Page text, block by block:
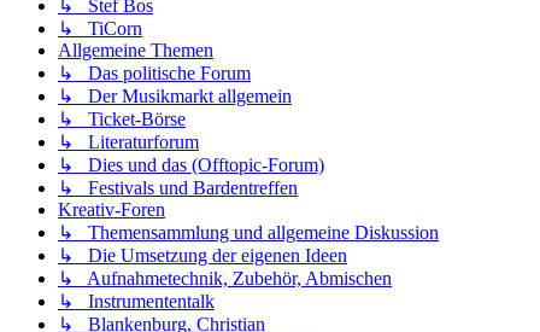
↳ Stef Bos
↳ TiCorn
Allgemeine Themen
↳ Das politische Forum
↳ Der Musikmarkt allgemein
↳ Ticket-Börse
↳ Literaturforum
↳ Dies und das (Offtopic-Forum)
↳ Festivals und Bardentreffen
Kreativ-Foren
↳ Themensammlung und allgemeine Diskussion
↳ Die Umsetzung der eigenen Ideen
↳ Aufnahmetechnik, Zubehör, Abmischen
↳ Instrumententalk
↳ Blankenburg, Christian